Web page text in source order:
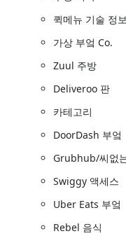
퀵메뉴 기술 정보
가상 부엌 Co.
Zuul 주방
Deliveroo 판
카테고리
DoorDash 부엌
Grubhub/씨없
Swiggy 액세스
Uber Eats 부엌
Rebel 음식